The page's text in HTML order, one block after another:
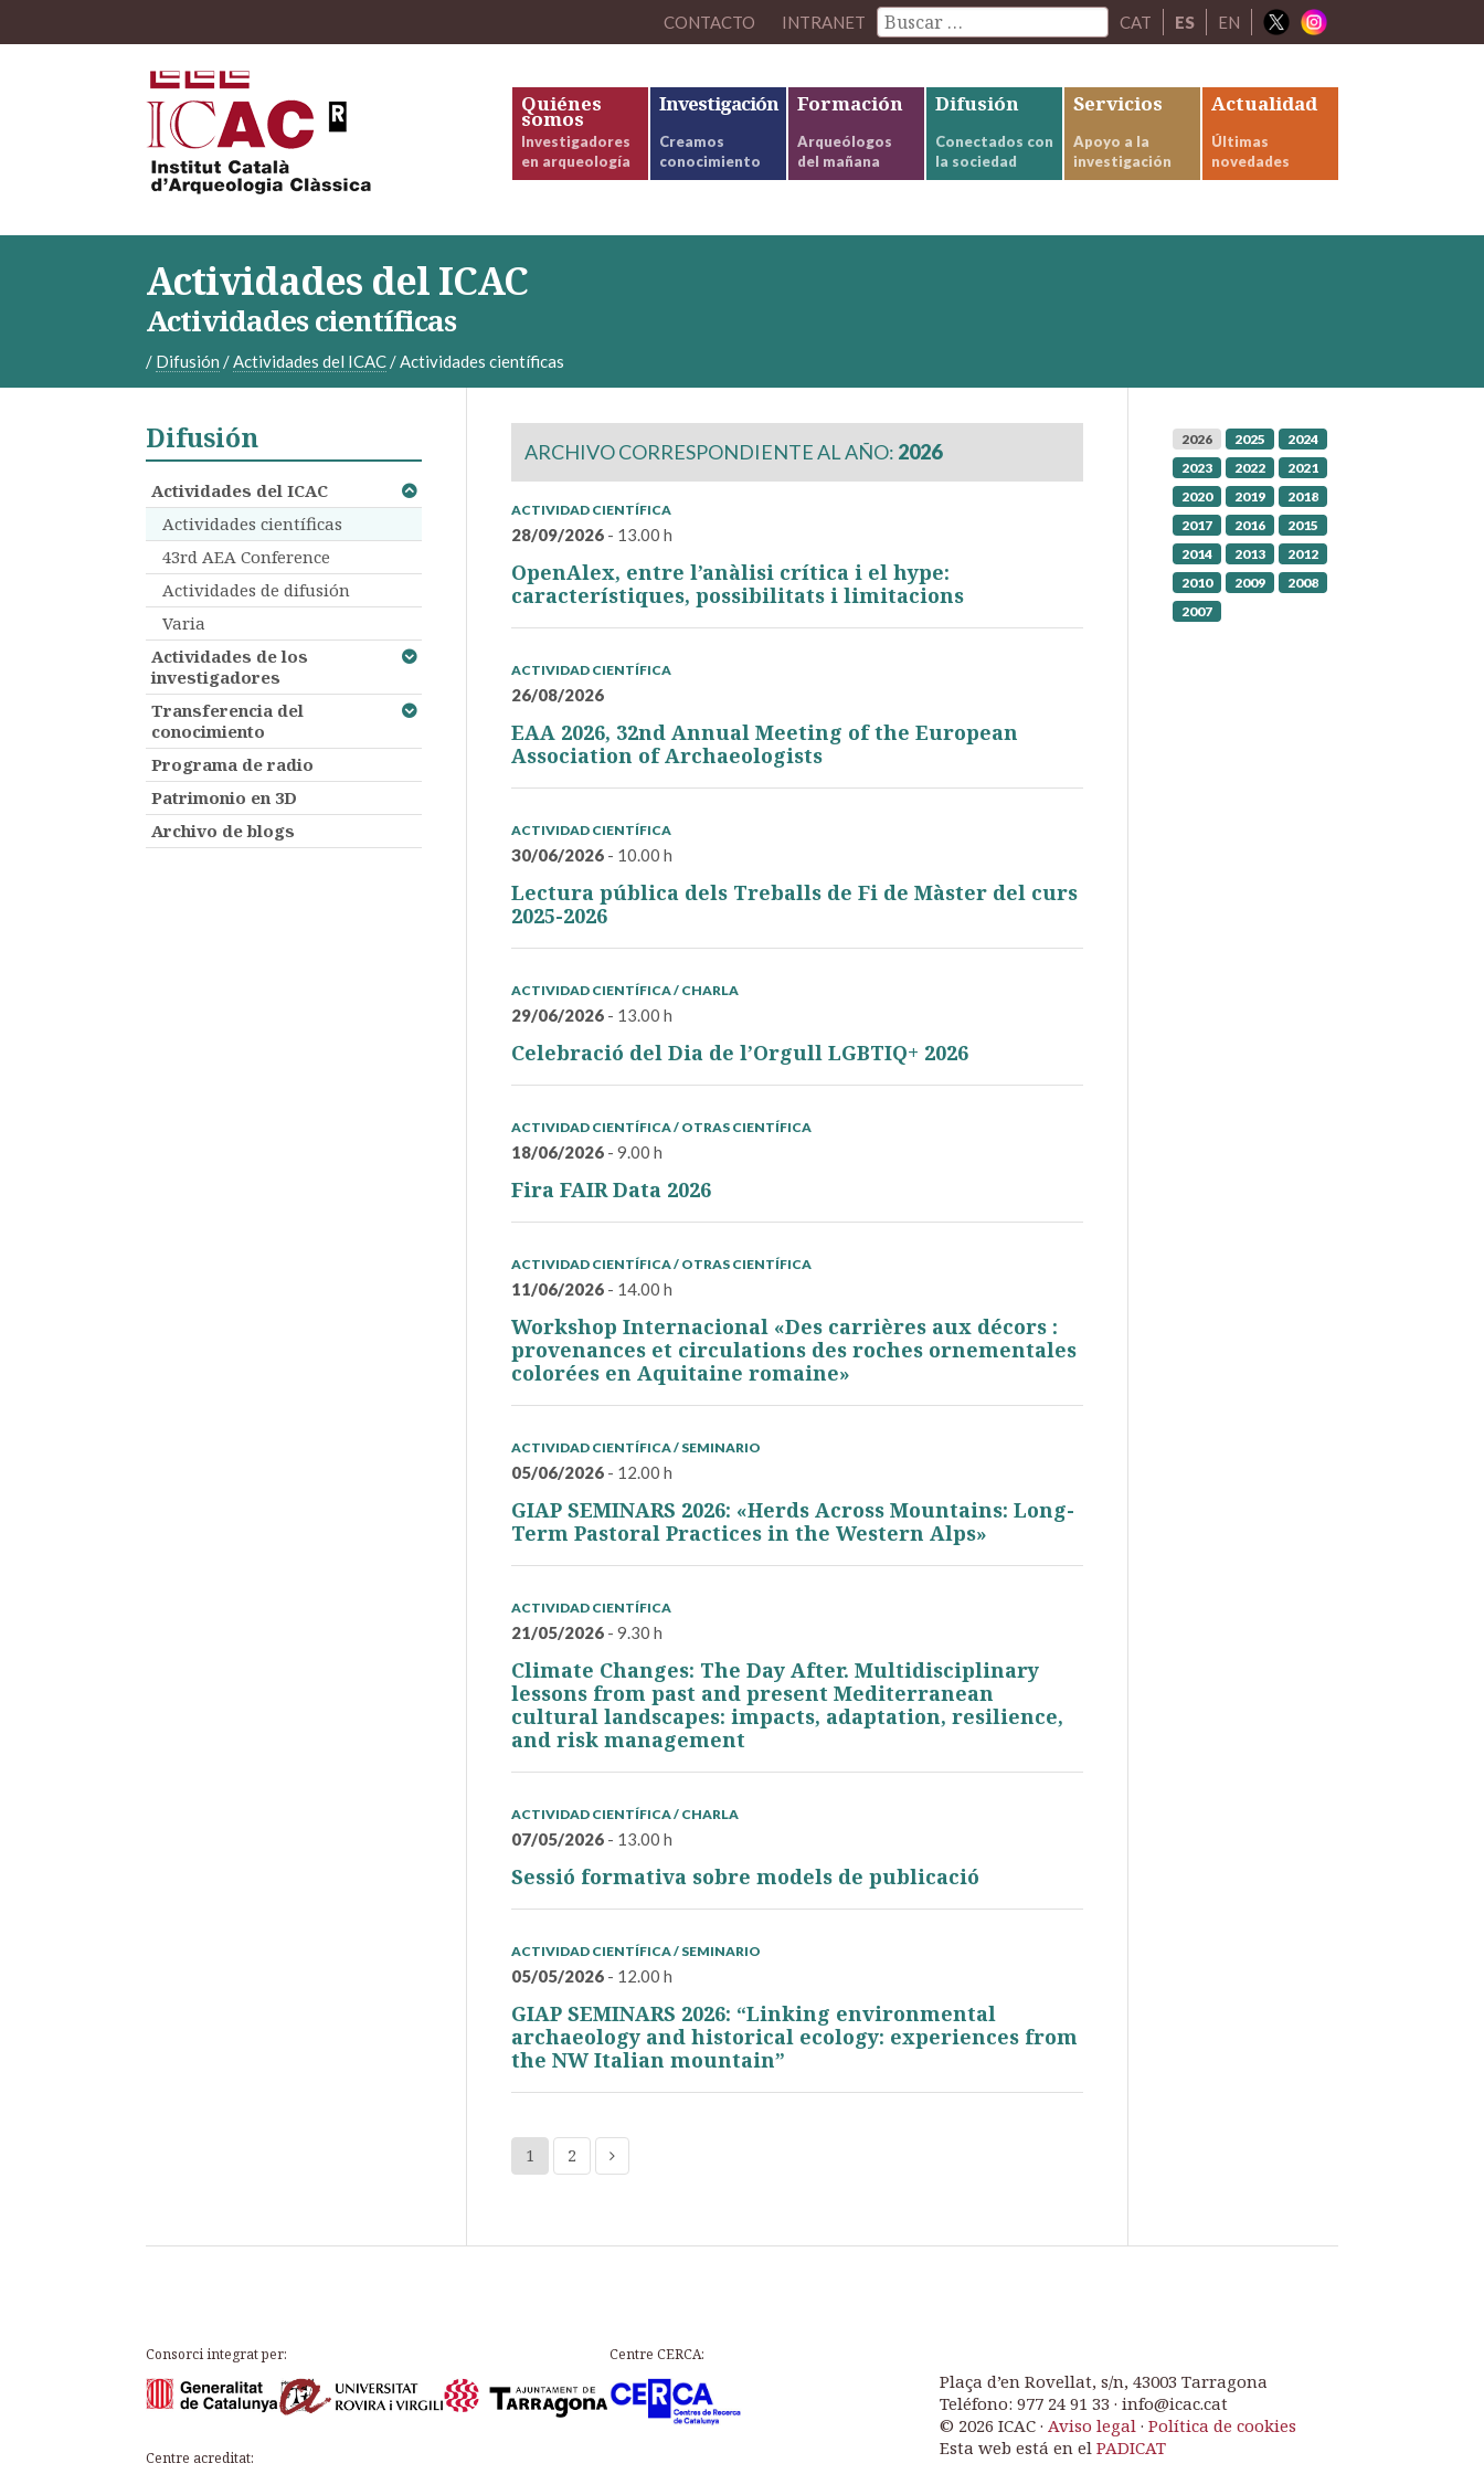
CONTACTO INTRANET CAT ES EN
Quiénes
somos
Investigadores
en arqueología
Investigación
Creamos
conocimiento
Formación
Arqueólogos
del mañana
Difusión
Conectados con
la sociedad
Servicios
Apoyo a la
investigación
Actualidad
Últimas
novedades
Actividades del ICAC
Actividades científicas
/ Difusión /Actividades del ICAC/Actividades científicas
ARCHIVO CORRESPONDIENTE AL AÑO: 2026
ACTIVIDAD CIENTÍFICA
28/09/2026 - 13.00 h
OpenAlex, entre l’anàlisi crítica i el hype:
característiques, possibilitats i limitacions
ACTIVIDAD CIENTÍFICA
26/08/2026
EAA 2026, 32nd Annual Meeting of the European
Association of Archaeologists
ACTIVIDAD CIENTÍFICA
30/06/2026 - 10.00 h
Lectura pública dels Treballs de Fi de Màster del curs
2025-2026
ACTIVIDAD CIENTÍFICA / CHARLA
29/06/2026 - 13.00 h
Celebració del Dia de l’Orgull LGBTIQ+ 2026
ACTIVIDAD CIENTÍFICA / OTRAS CIENTÍFICA
18/06/2026 - 9.00 h
Fira FAIR Data 2026
ACTIVIDAD CIENTÍFICA / OTRAS CIENTÍFICA
11/06/2026 - 14.00 h
Workshop Internacional «Des carrières aux décors :
provenances et circulations des roches ornementales
colorées en Aquitaine romaine»
ACTIVIDAD CIENTÍFICA / SEMINARIO
05/06/2026 - 12.00 h
GIAP SEMINARS 2026: «Herds Across Mountains: Long-
Term Pastoral Practices in the Western Alps»
ACTIVIDAD CIENTÍFICA
21/05/2026 - 9.30 h
Climate Changes: The Day After. Multidisciplinary
lessons from past and present Mediterranean
cultural landscapes: impacts, adaptation, resilience,
and risk management
ACTIVIDAD CIENTÍFICA / CHARLA
07/05/2026 - 13.00 h
Sessió formativa sobre models de publicació
ACTIVIDAD CIENTÍFICA / SEMINARIO
05/05/2026 - 12.00 h
GIAP SEMINARS 2026: “Linking environmental
archaeology and historical ecology: experiences from
the NW Italian mountain”
1 2
Difusión
Actividades del ICAC
Actividades científicas
43rd AEA Conference
Actividades de difusión
Varia
Actividades de los
investigadores
Transferencia del
conocimiento
Programa de radio
Patrimonio en 3D
Archivo de blogs
2026 2025
2024
2023
2022
2021
2020
2019
2018
2017
2016
2015
2014
2013
2012
2010
2009
2008
2007
Consorci integrat per: Centre CERCA:
Centre acreditat:
Plaça d’en Rovellat, s/n, 43003 Tarragona
Teléfono: 977 24 91 33 · info@icac.cat
© 2026 ICAC ·Aviso legal ·Política de cookies
Esta web está en elPADICAT